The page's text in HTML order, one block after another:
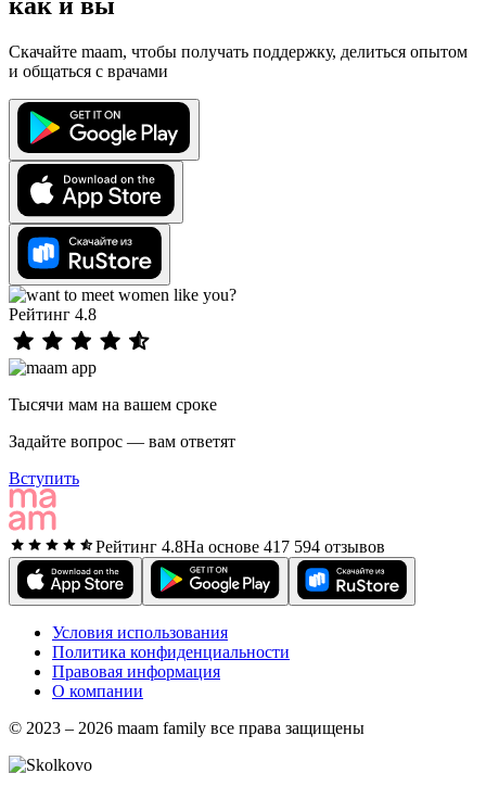
Скачайте maam, чтобы получать поддержку, делиться опытом
и общаться с врачами
Рейтинг 4.8
Тысячи мам на вашем сроке
Задайте вопрос — вам ответят
Вступить
Рейтинг 4.8На основе 417 594 отзывов
Условия использования
Политика конфиденциальности
Правовая информация
О компании
© 2023 – 2026 maam family все права защищены